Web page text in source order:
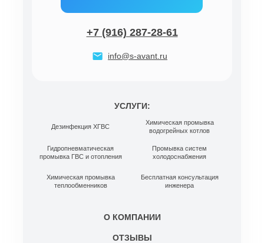
+7 (916) 287-28-61
info@s-avant.ru
УСЛУГИ:
О КОМПАНИИ
ОТЗЫВЫ
Дезинфекция ХГВС
Гидропневматическая
промывка ГВС и отопления
Химическая промывка
теплообменников
Промывка систем
холодоснабжения
Химическая промывка
водогрейных котлов
Бесплатная консультация
инженера